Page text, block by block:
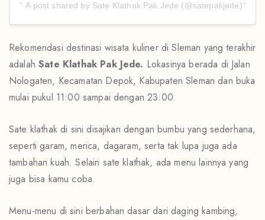
A post shared by Sate Klathak Pak Jede (@satepakjede)
Rekomendasi destinasi wisata kuliner di Sleman yang terakhir
adalahSate Klathak Pak Jede. Lokasinya berada di Jalan
Nologaten, Kecamatan Depok, Kabupaten Sleman dan buka
mulai pukul 11:00 sampai dengan 23:00.
Sate klathak di sini disajikan dengan bumbu yang sederhana,
seperti garam, merica, dagaram, serta tak lupa juga ada
tambahan kuah. Selain sate klathak, ada menu lainnya yang
juga bisa kamu coba.
Menu-menu di sini berbahan dasar dari daging kambing,